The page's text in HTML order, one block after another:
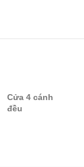
Cửa 4 cánh
đều